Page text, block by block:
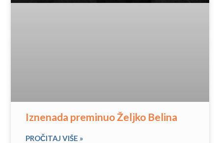
Iznenada preminuo Željko Belina
PROČITAJ VIŠE »